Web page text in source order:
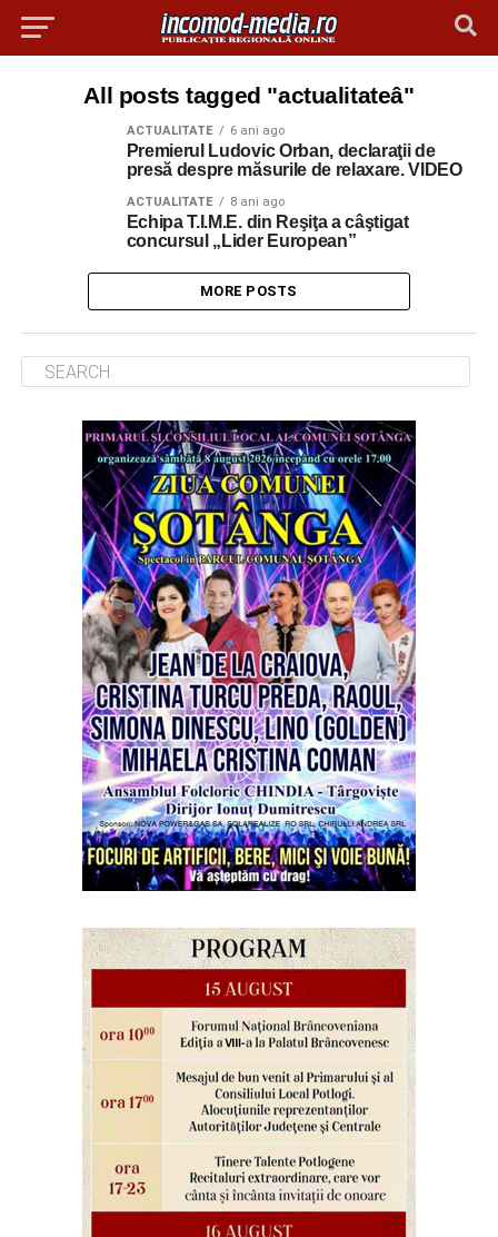
All posts tagged "actualitateâ"
ACTUALITATE 6 ani ago
Premierul Ludovic Orban, declaraţii de
presă despre măsurile de relaxare. VIDEO
ACTUALITATE 8 ani ago
Echipa T.I.M.E. din Reşiţa a câştigat
concursul „Lider European”
MORE POSTS